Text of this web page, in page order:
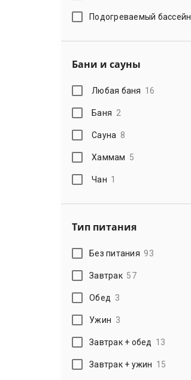
Подогреваемый бассейн
Бани и сауны
Любая баня 16
Баня 2
Сауна 8
Хаммам 5
Чан 1
Тип питания
Без питания 93
Завтрак 57
Обед 3
Ужин 3
Завтрак + обед 13
Завтрак + ужин 15